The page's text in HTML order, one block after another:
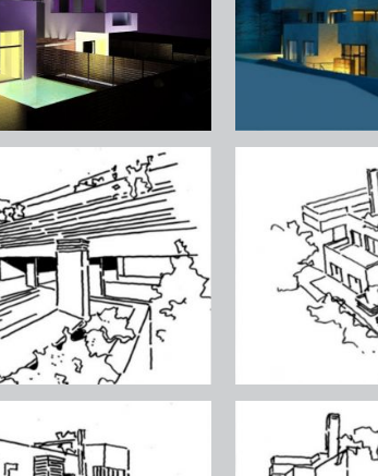
ψυχικό (πάρνηθος)
ψυχικό (πάρνηθος)